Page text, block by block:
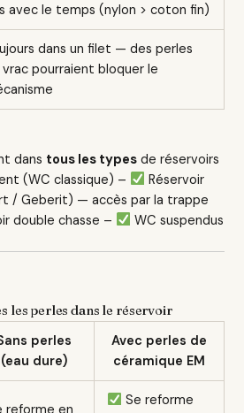
avec le temps (nylon > coton fin)
dans un filet — des perles
vrac pourraient bloquer le
dans tous les types de réservoirs
(WC classique) –
Réservoir
/ Geberit) — accès par la trappe
double chasse – WC suspendus
les perles dans le réservoir
perles
(eau dure)
Avec perles de
céramique EM
Se reforme